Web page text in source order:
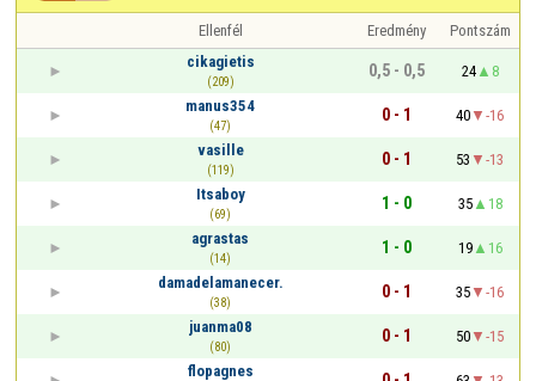
Ellenfél Eredmény
Pontszám
cikagietis
(209)
0,5 - 0,5 24
8
manus354
(47)
0 - 1 40
-16
vasille
(119)
0 - 1 53
-13
Itsaboy
(69)
1 - 0 35
18
agrastas
(14)
1 - 0 19
16
damadelamanecer.
(38)
0 - 1 35
-16
juanma08
(80)
0 - 1 50
-15
flopagnes